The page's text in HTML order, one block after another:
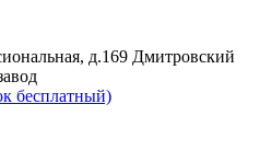
д.169 Дмитровский
бесплатный)